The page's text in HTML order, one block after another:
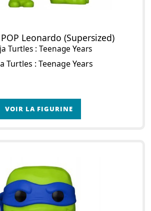
Leonardo (Supersized)
Turtles : Teenage Years
Turtles : Teenage Years
VOIR LA FIGURINE